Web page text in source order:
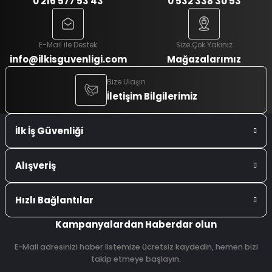
E-Mail ile Destek
info@ilkisguvenligi.com
Size Çok Yakınız
Mağazalarımız
Bize Ulaşın
İletişim Bilgilerimiz
İlk İş Güvenliği
Alışveriş
Hızlı Bağlantılar
Kampanyalardan Haberdar olun
E-Mail adresinizi haber listemize ücretsiz kaydedin, hemen bizi
takip etmeye başlayın.